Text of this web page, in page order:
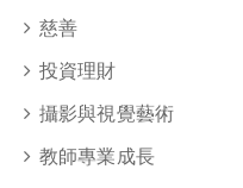
慈善
投資理財
攝影與視覺藝術
教師專業成長